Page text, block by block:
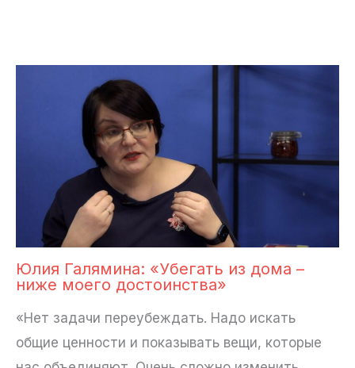
Юлия Галямина: «Убегать из дома –
ниже моего достоинства»
«Нет задачи переубеждать. Надо искать
общие ценности и показывать вещи, которые